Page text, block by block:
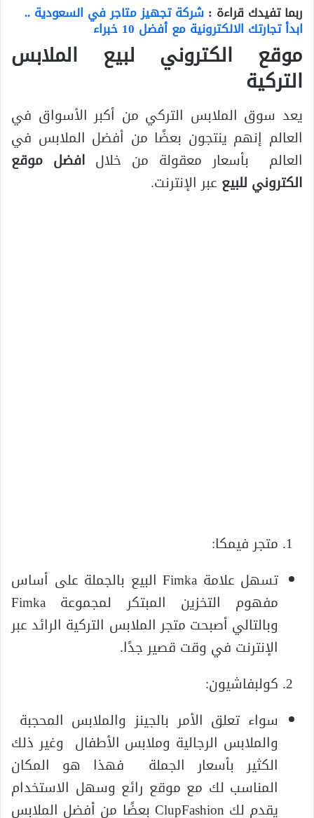
ربما تفيدك قراءة : شركة تجهيز متاجر في السعودية ..
ابدأ تجارتك الالكترونية مع أفضل 10 خبراء
موقع الكتروني لبيع الملابس
التركية
يعد سوق الملابس التركي من أكبر الأسواق في
العالم إنهم ينتجون بعضًا من أفضل الملابس في
العالم بأسعار معقولة من خلال افضل موقع
الكتروني للبيع عبر الإنترنت.
متجر فيمكا:
تسهل علامة Fimka البيع بالجملة على أساس
مفهوم التخزين المبتكر لمجموعة Fimka
وبالتالي أصبحت متجر الملابس التركية الرائد عبر
الإنترنت في وقت قصير جدًا.
كولبفاشيون:
سواء تعلق الأمر بالجينز والملابس المحجبة
والملابس الرجالية وملابس الأطفال وغير ذلك
الكثير بأسعار الجملة فهذا هو المكان
المناسب لك مع موقع رائع وسهل الاستخدام
يقدم لك ClupFashion بعضًا من أفضل الملابس